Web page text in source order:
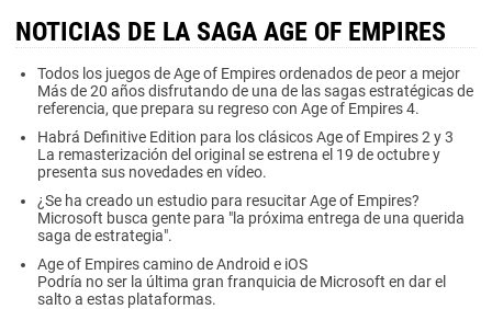
NOTICIAS DE LA SAGA AGE OF EMPIRES
Todos los juegos de Age of Empires ordenados de peor a mejor
Más de 20 años disfrutando de una de las sagas estratégicas de
referencia, que prepara su regreso con Age of Empires 4.
Habrá Definitive Edition para los clásicos Age of Empires 2 y 3
La remasterización del original se estrena el 19 de octubre y
presenta sus novedades en vídeo.
¿Se ha creado un estudio para resucitar Age of Empires?
Microsoft busca gente para "la próxima entrega de una querida
saga de estrategia".
Age of Empires camino de Android e iOS
Podría no ser la última gran franquicia de Microsoft en dar el
salto a estas plataformas.